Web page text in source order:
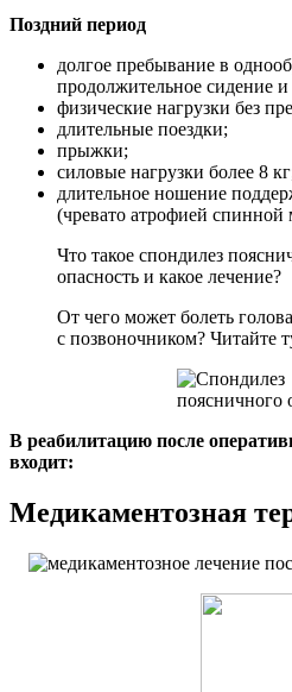
Поздний период
долгое пребывание в
продолжительное сидение и
физические нагрузки без
длительные поездки;
прыжки;
силовые нагрузки более 8
длительное ношение
(чревато атрофией спинной
Что такое спондилез
опасность и какое лечение?
От чего может болеть
с позвоночником? Читайте
В реабилитацию после
входит:
Медикаментозная